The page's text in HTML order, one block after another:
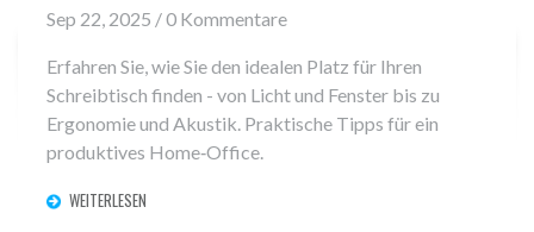
Sep 22, 2025 / 0 Kommentare
Erfahren Sie, wie Sie den idealen Platz für Ihren
Schreibtisch finden - von Licht und Fenster bis zu
Ergonomie und Akustik. Praktische Tipps für ein
produktives Home‑Office.
WEITERLESEN